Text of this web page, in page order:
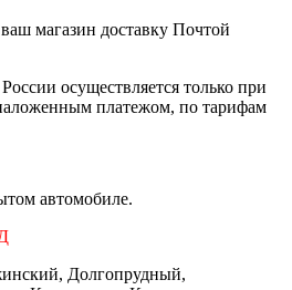
магазин доставку Почтой
осуществляется только при
платежом, по тарифам
автомобиле.
Долгопрудный,